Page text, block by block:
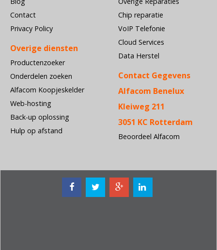
Contact
Privacy Policy
Chip reparatie
VoIP Telefonie
Cloud Services
Data Herstel
Overige diensten
Productenzoeker
Onderdelen zoeken
Alfacom Koopjeskelder
Web-hosting
Back-up oplossing
Hulp op afstand
Contact Gegevens
Alfacom Benelux
Kleiweg 211
3051 KC Rotterdam
Beoordeel Alfacom